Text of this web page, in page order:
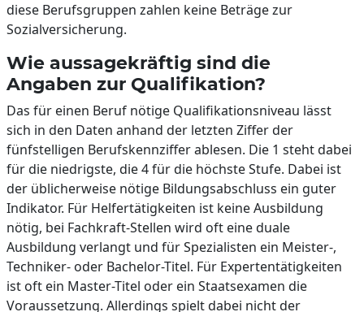
diese Berufsgruppen zahlen keine Beträge zur
Sozialversicherung.
Wie aussagekräftig sind die
Angaben zur Qualifikation?
Das für einen Beruf nötige Qualifikationsniveau lässt
sich in den Daten anhand der letzten Ziffer der
fünfstelligen Berufskennziffer ablesen. Die 1 steht dabei
für die niedrigste, die 4 für die höchste Stufe. Dabei ist
der üblicherweise nötige Bildungsabschluss ein guter
Indikator. Für Helfertätigkeiten ist keine Ausbildung
nötig, bei Fachkraft-Stellen wird oft eine duale
Ausbildung verlangt und für Spezialisten ein Meister-,
Techniker- oder Bachelor-Titel. Für Expertentätigkeiten
ist oft ein Master-Titel oder ein Staatsexamen die
Voraussetzung. Allerdings spielt dabei nicht der